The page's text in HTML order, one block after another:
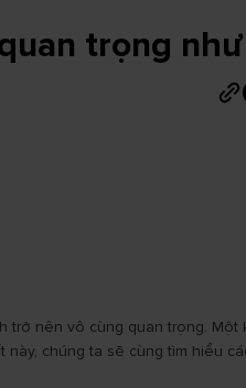
trọng
nên vô cùng quan trọng. Một
chúng ta sẽ cùng tìm hiểu